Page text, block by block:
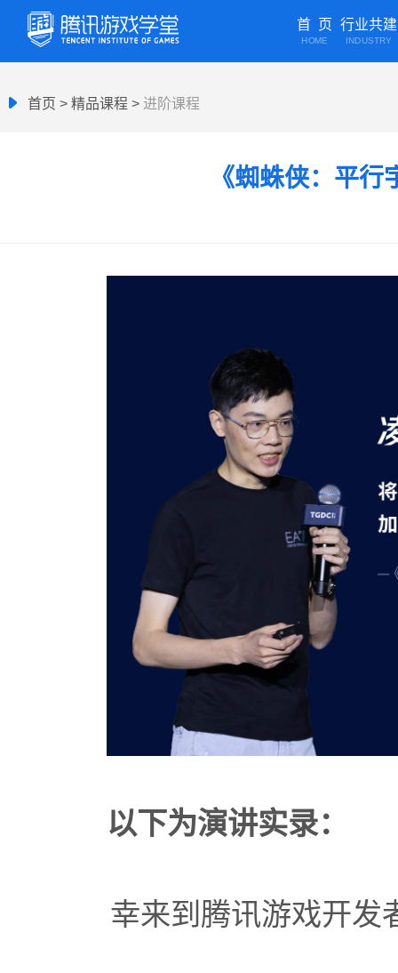
首 页
HOME
行业共建
INDUSTRY
首页 > 精品课程 > 进阶课程
《蜘蛛侠：平
以下为演讲实录：
幸来到腾讯游戏开发